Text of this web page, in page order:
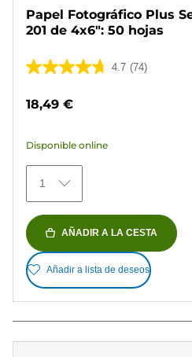
Papel Fotográfico Plus
201 de 4x6": 50 hojas
4.7 (74)
4.7
5
74
reseñas
18,49 €
Disponible online
1
AÑADIR A LA CESTA
Añadir a lista de deseos